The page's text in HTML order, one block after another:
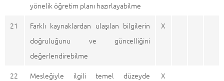
yönelik öğretim planı hazırlayabilme
21
Farklı kaynaklardan ulaşılan bilgilerin
doğruluğunu ve güncelliğini
değerlendirebilme
X
22
Mesleğiyle ilgili temel düzeyde
X